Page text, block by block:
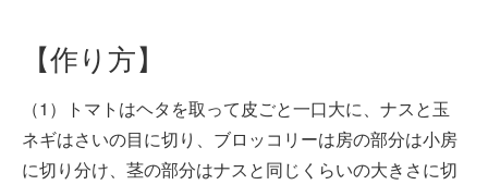
【作り方】
（1）トマトはヘタを取って皮ごと一口大に、ナスと玉
ネギはさいの目に切り、ブロッコリーは房の部分は小房
に切り分け、茎の部分はナスと同じくらいの大きさに切